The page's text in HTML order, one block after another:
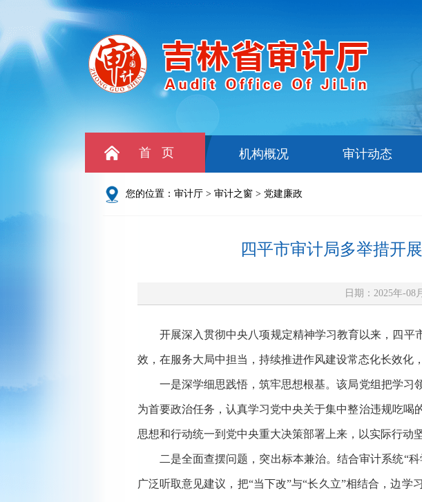
首 页 机构概况 审计动态
您的位置： 审计厅 > 审计之窗 > 党建廉政
四平市审计局多举措开
日期：2025年-
开展深入贯彻中央八项规定精神学习教育以来，四平
效，在服务大局中担当，持续推进作风建设常态化长效化
一是深学细思践悟，筑牢思想根基。该局党组把学习
为首要政治任务，认真学习党中央关于集中整治违规吃
思想和行动统一到党中央重大决策部署上来，以实际行动
二是全面查摆问题，突出标本兼治。结合审计系统“科
广泛听取意见建议，把“当下改”与“长久立”相结合，边